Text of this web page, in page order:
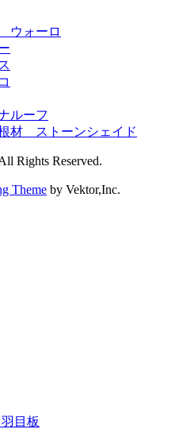
ウォーロ
ルーフ
材 ストーンシェイド
Rights Reserved.
Theme by Vektor,Inc.
目板